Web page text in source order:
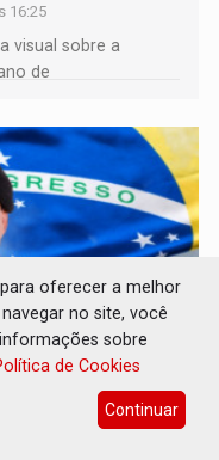
16:25
visual sobre a
de
esclarece
oferecer a melhor
no site, você
sobre
de Cookies
Continuar